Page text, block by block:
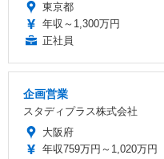
東京都
年収～1,300万円
正社員
企画営業
スタディプラス株式会社
大阪府
年収759万円～1,020万円